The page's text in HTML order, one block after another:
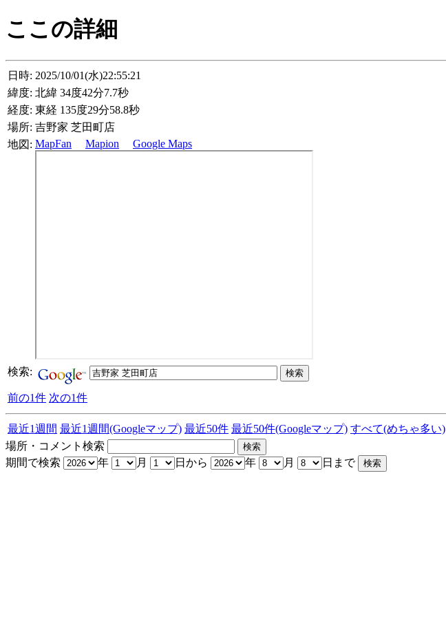
ここの詳細
日時: 2025/10/01(水)22:55:21
緯度: 北緯 34度42分7.7秒
経度: 東経 135度29分58.8秒
場所: 吉野家 芝田町店
地図: MapFan Mapion Google Maps
検索:
前の1件 次の1件
最近1週間 最近1週間(Googleマップ) 最近50件 最近50件(Googleマップ) すべて(めちゃ多い)
場所・コメント検索
期間で検索
年 月 日から 年 月 日まで